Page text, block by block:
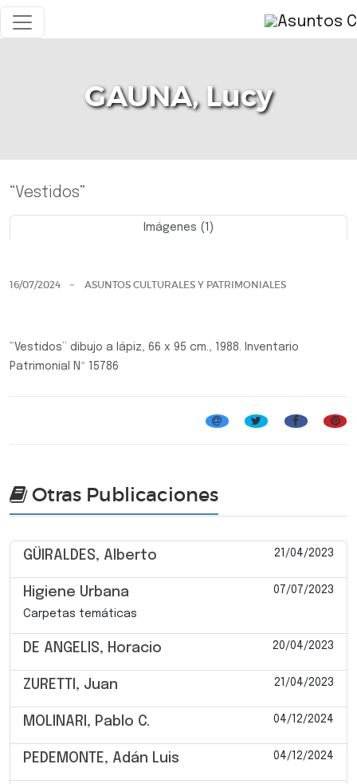
GAUNA, Lucy
“Vestidos”
Imágenes (1)
16/07/2024 ASUNTOS CULTURALES Y PATRIMONIALES
“Vestidos” dibujo a lápiz, 66 x 95 cm., 1988. Inventario
Patrimonial Nº 15786
Otras Publicaciones
GÜIRALDES, Alberto 21/04/2023
Higiene Urbana 07/07/2023
Carpetas temáticas
DE ANGELIS, Horacio 20/04/2023
ZURETTI, Juan 21/04/2023
MOLINARI, Pablo C. 04/12/2024
PEDEMONTE, Adán Luis 04/12/2024